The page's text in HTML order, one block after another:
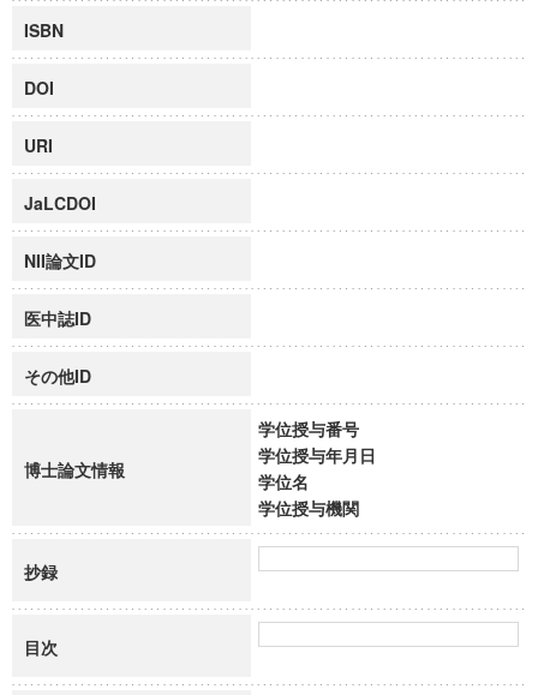
ISBN
DOI
URI
JaLCDOI
NII論文ID
医中誌ID
その他ID
博士論文情報
学位授与番号
学位授与年月日
学位名
学位授与機関
抄録
目次